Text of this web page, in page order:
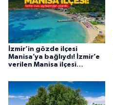
İzmir’in gözde ilçesi
Manisa’ya bağlıydı! İzmir’e
verilen Manisa ilçesi…